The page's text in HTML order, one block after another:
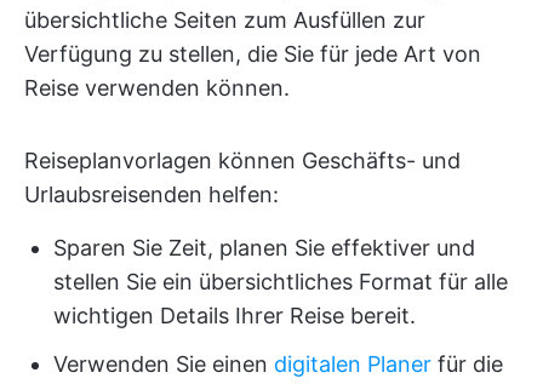
übersichtliche Seiten zum Ausfüllen zur
Verfügung zu stellen, die Sie für jede Art von
Reise verwenden können.
Reiseplanvorlagen können Geschäfts- und
Urlaubsreisenden helfen:
Sparen Sie Zeit, planen Sie effektiver und
stellen Sie ein übersichtliches Format für alle
wichtigen Details Ihrer Reise bereit.
Verwenden Sie einen digitalen Planer für die